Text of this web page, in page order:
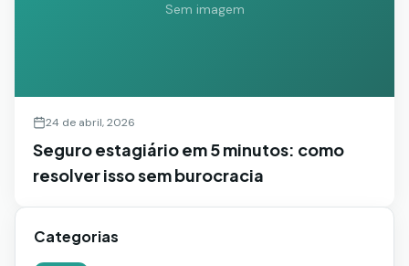
Sem imagem
24 de abril, 2026
Seguro estagiário em 5 minutos: como
resolver isso sem burocracia
Categorias